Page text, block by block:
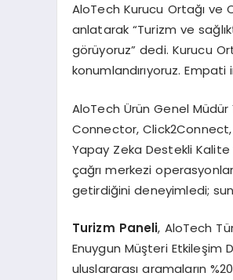
AloTech Kurucu Ortağı ve
anlatarak “Turizm ve
görüyoruz” dedi. Kurucu
konumlandırıyoruz.
AloTech Ürün Genel Müdür
Connector,
Yapay Zeka Destekli Kalite
çağrı merkezi
getirdiğini deneyimledi;
Turizm Paneli, AloTech
Enuygun Müşteri Etkileşim
uluslararası aramaların